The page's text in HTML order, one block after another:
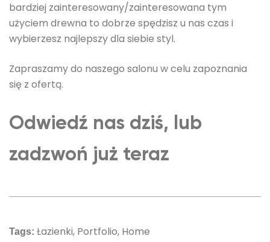
bardziej zainteresowany/zainteresowana tym
użyciem drewna to dobrze spędzisz u nas czas i
wybierzesz najlepszy dla siebie styl.
Zapraszamy do naszego salonu w celu zapoznania
się z ofertą.
Odwiedź nas dziś, lub
zadzwoń już teraz
Tags: Łazienki, Portfolio, Home